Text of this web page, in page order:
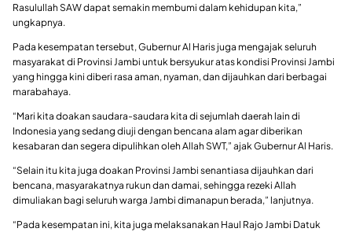
Rasulullah SAW dapat semakin membumi dalam kehidupan kita,”
ungkapnya.
Pada kesempatan tersebut, Gubernur Al Haris juga mengajak seluruh
masyarakat di Provinsi Jambi untuk bersyukur atas kondisi Provinsi Jambi
yang hingga kini diberi rasa aman, nyaman, dan dijauhkan dari berbagai
marabahaya.
“Mari kita doakan saudara-saudara kita di sejumlah daerah lain di
Indonesia yang sedang diuji dengan bencana alam agar diberikan
kesabaran dan segera dipulihkan oleh Allah SWT,” ajak Gubernur Al Haris.
“Selain itu kita juga doakan Provinsi Jambi senantiasa dijauhkan dari
bencana, masyarakatnya rukun dan damai, sehingga rezeki Allah
dimuliakan bagi seluruh warga Jambi dimanapun berada,” lanjutnya.
“Pada kesempatan ini, kita juga melaksanakan Haul Rajo Jambi Datuk